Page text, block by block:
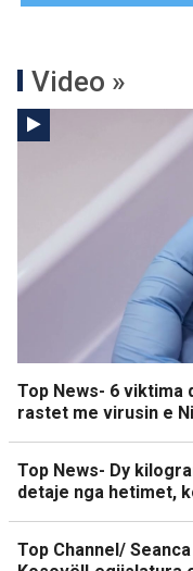
Video »
Top News- 6
rastet me virusin e
Top News- Dy
detaje nga hetimet,
Top Channel/